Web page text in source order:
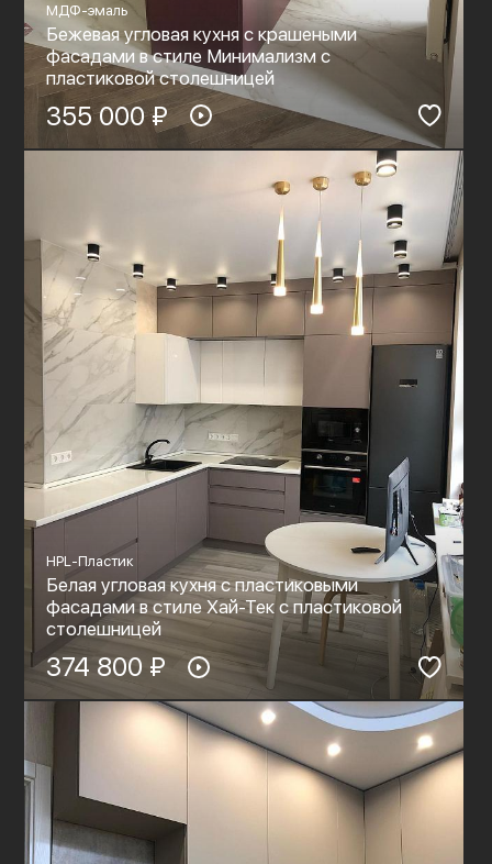
МДФ-эмаль
Бежевая угловая кухня с крашеными
фасадами в стиле Минимализм с
пластиковой столешницей
355 000 ₽
HPL-Пластик
Белая угловая кухня с пластиковыми
фасадами в стиле Хай-Тек с пластиковой
столешницей
374 800 ₽